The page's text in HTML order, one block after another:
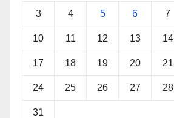
3 4 5 6 7
10 11 12 13 14
17 18 19 20 21
24 25 26 27 28
31